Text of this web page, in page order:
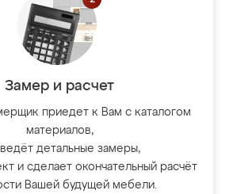
Замер и расчет
приедет к Вам с каталогом
материалов,
детальные замеры,
и сделает окончательный расчёт
Вашей будущей мебели.